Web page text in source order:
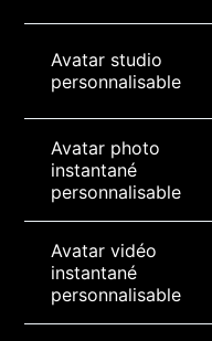
Avatar studio
personnalisable
Avatar photo
instantané
personnalisable
Avatar vidéo
instantané
personnalisable